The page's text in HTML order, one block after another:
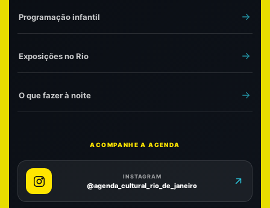
Programação infantil
Exposições no Rio
O que fazer à noite
ACOMPANHE A AGENDA
INSTAGRAM
@agenda_cultural_rio_de_janeiro